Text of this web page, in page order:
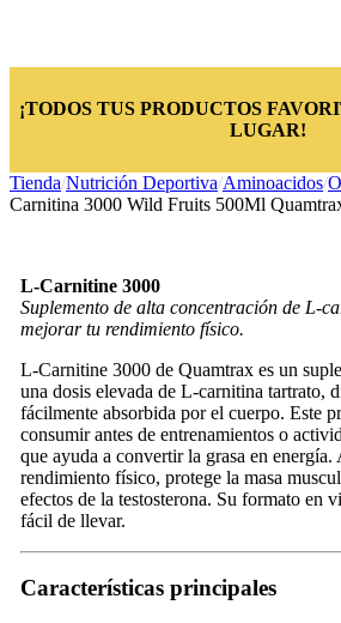
¡TODOS TUS PRODUCTOS
LUGAR!
Tienda/Nutrición Deportiva/Aminoacidos/
Carnitina 3000 Wild Fruits 500Ml
L-Carnitine 3000
Suplemento de alta concentración de L-
mejorar tu rendimiento físico.
L-Carnitine 3000 de Quamtrax es un
una dosis elevada de L-carnitina tartrato,
fácilmente absorbida por el cuerpo. Este
consumir antes de entrenamientos o
que ayuda a convertir la grasa en energía.
rendimiento físico, protege la masa
efectos de la testosterona. Su formato en
fácil de llevar.
Características principales